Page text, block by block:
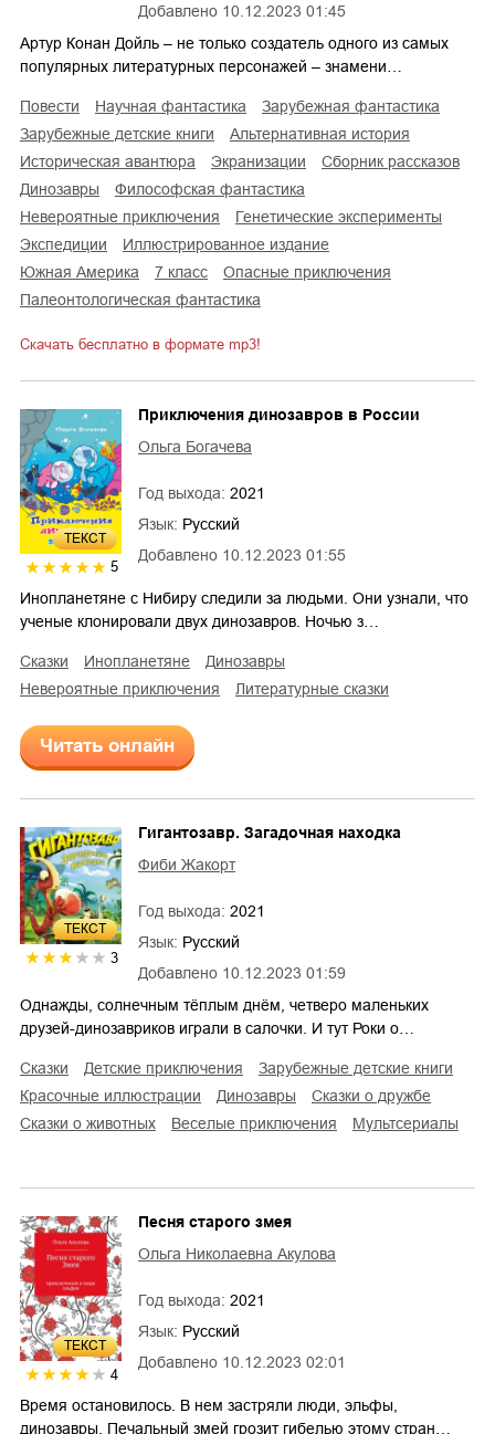
Добавлено 10.12.2023 01:45
Артур Конан Дойль – не только создатель одного из самых
популярных литературных персонажей – знамени…
повести научная фантастика
зарубежная фантастика
зарубежные детские книги
альтернативная история
историческая авантюра
экранизации
сборник рассказов
динозавры
философская фантастика
невероятные приключения
генетические эксперименты
экспедиции
иллюстрированное издание
Южная Америка
7 класс
опасные приключения
палеонтологическая фантастика
Скачать бесплатно в формате mp3!
ТЕКСТ
5
Добавлено 10.12.2023 01:55
Приключения динозавров в России
Ольга Богачева
Год выхода: 2021
Язык: Русский
Инопланетяне с Нибиру следили за людьми. Они узнали, что
ученые клонировали двух динозавров. Ночью з…
сказки инопланетяне
динозавры
невероятные приключения
литературные сказки
Читать онлайн
ТЕКСТ
3
Добавлено 10.12.2023 01:59
Гигантозавр. Загадочная находка
Фиби Жакорт
Год выхода: 2021
Язык: Русский
Однажды, солнечным тёплым днём, четверо маленьких
друзей-динозавриков играли в салочки. И тут Роки о…
сказки детские приключения
зарубежные детские книги
красочные иллюстрации
динозавры
сказки о дружбе
сказки о животных
веселые приключения мультсериалы
ТЕКСТ
4
Добавлено 10.12.2023 02:01
Песня старого змея
Ольга Николаевна Акулова
Год выхода: 2021
Язык: Русский
Время остановилось. В нем застряли люди, эльфы,
динозавры. Печальный змей грозит гибелью этому стран…